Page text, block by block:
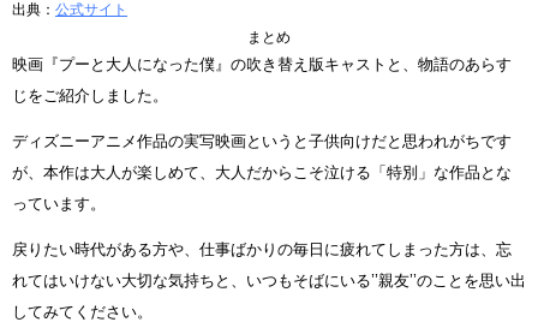
出典： 公式サイト
まとめ
映画『プーと大人になった僕』の吹き替え版キャストと、物語のあらす
じをご紹介しました。
ディズニーアニメ作品の実写映画というと子供向けだと思われがちです
が、本作は大人が楽しめて、大人だからこそ泣ける「特別」な作品とな
っています。
戻りたい時代がある方や、仕事ばかりの毎日に疲れてしまった方は、忘
れてはいけない大切な気持ちと、いつもそばにいる’’親友’’のことを思い出
してみてください。